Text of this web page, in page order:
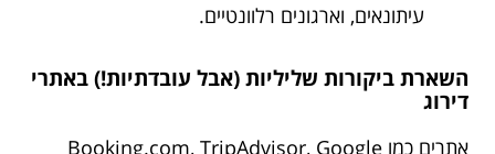
עיתונאים, וארגונים רלוונטיים.
השארת ביקורות שליליות (אבל עובדתיות!) באתרי
דירוג
אתרים כמו Booking.com, TripAdvisor, Google